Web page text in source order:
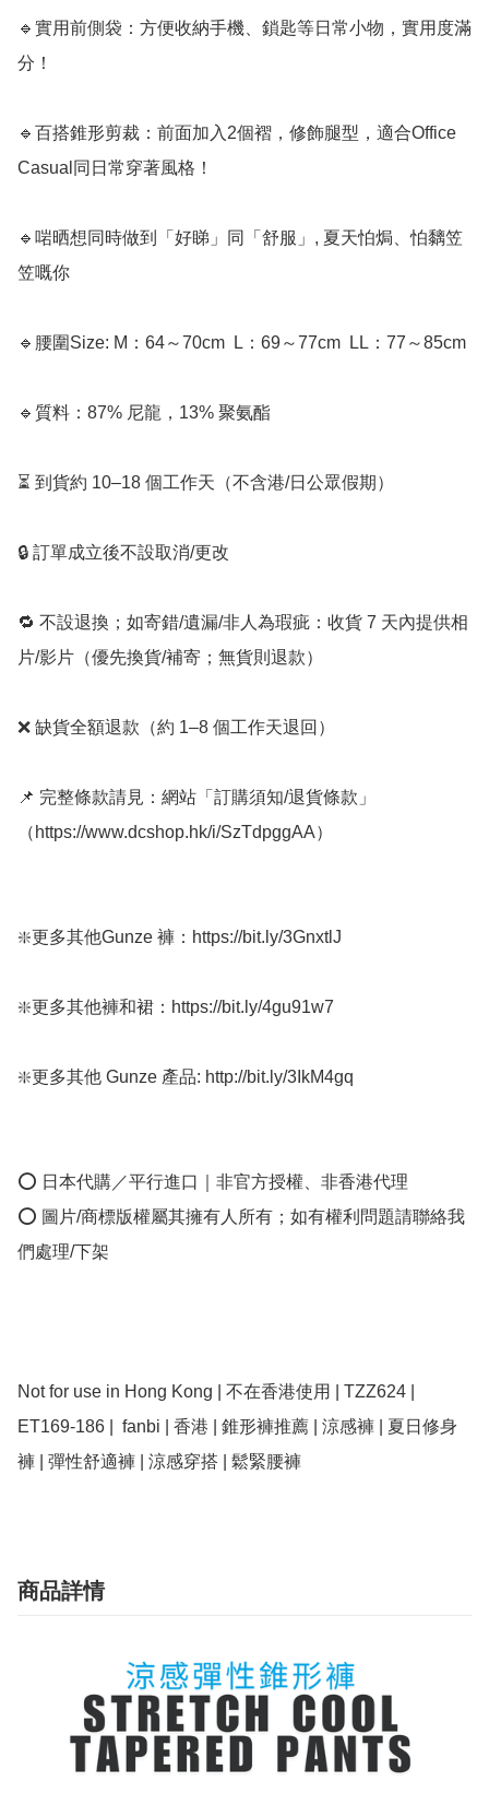
🔹實用前側袋：方便收納手機、鎖匙等日常小物，實用度滿
分！
🔹百搭錐形剪裁：前面加入2個褶，修飾腿型，適合Office
Casual同日常穿著風格！
🔹啱晒想同時做到「好睇」同「舒服」, 夏天怕焗、怕黐笠
笠嘅你
🔹腰圍Size: M：64～70cm ﻿ L：69～77cm  LL：77～85cm
🔹質料：87% 尼龍，13% 聚氨酯
⏳ 到貨約 10–18 個工作天（不含港/日公眾假期）
🔒 訂單成立後不設取消/更改
🔁 不設退換；如寄錯/遺漏/非人為瑕疵：收貨 7 天內提供相
片/影片（優先換貨/補寄；無貨則退款）
❌ 缺貨全額退款（約 1–8 個工作天退回）
📌 完整條款請見：網站「訂購須知/退貨條款」
（https://www.dcshop.hk/i/SzTdpggAA）
❇️更多其他Gunze 褲：https://bit.ly/3GnxtlJ
❇️更多其他褲和裙：https://bit.ly/4gu91w7
❇️更多其他 Gunze 產品: http://bit.ly/3IkM4gq
⭕ 日本代購／平行進口｜非官方授權、非香港代理
⭕ 圖片/商標版權屬其擁有人所有；如有權利問題請聯絡我
們處理/下架
Not for use in Hong Kong | 不在香港使用 | TZZ624 |
ET169-186 |  fanbi | 香港 | 錐形褲推薦 | 涼感褲 | 夏日修身
褲 | 彈性舒適褲 | 涼感穿搭 | 鬆緊腰褲
商品詳情